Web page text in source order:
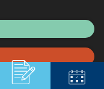
de confidentialité